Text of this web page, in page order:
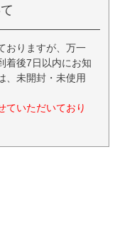
おりますが、万一
着後7日以内にお知
、未開封・未使用
ていただいており